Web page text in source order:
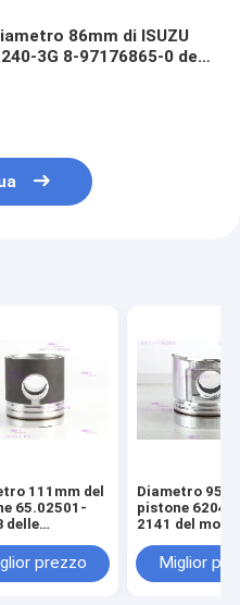
86mm di ISUZU
3G 8-97176865-0 del
111mm del
65.02501-
delle
di DOOSAN
prezzo
Diametro
pistone 6204-
2141 del
S4D95LE-2
Miglior